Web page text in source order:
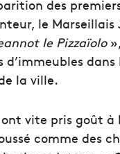
des
le
le Pizzaïolo
d’immeubles
la ville.
vite pris goût à
comme des